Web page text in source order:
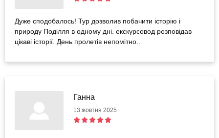
Дуже сподобалось! Тур дозволив побачити історію і
природу Поділля в одному дні. екскурсовод розповідав
цікаві історії. День пролетів непомітно..
Ганна
13 жовтня 2025